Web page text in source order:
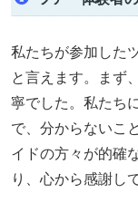
私たちが参加した
と言えます。まず
寧でした。私たち
で、分からないこ
イドの方々が的確
り、心から感謝し